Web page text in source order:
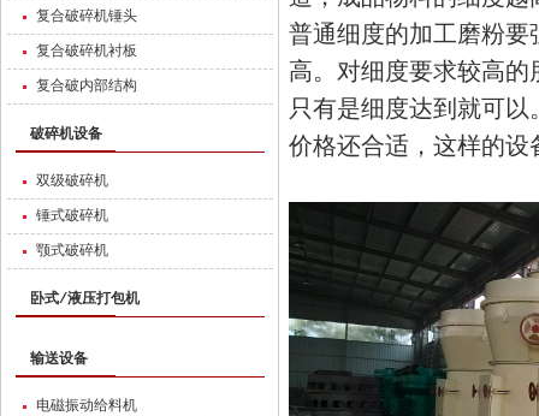
复合破碎机锤头
复合破碎机衬板
复合破内部结构
破碎机设备
双级破碎机
锤式破碎机
颚式破碎机
卧式/液压打包机
输送设备
电磁振动给料机
普通细度的加工磨粉
高。对细度要求较高
只有是细度达到就可
价格还合适，这样的设